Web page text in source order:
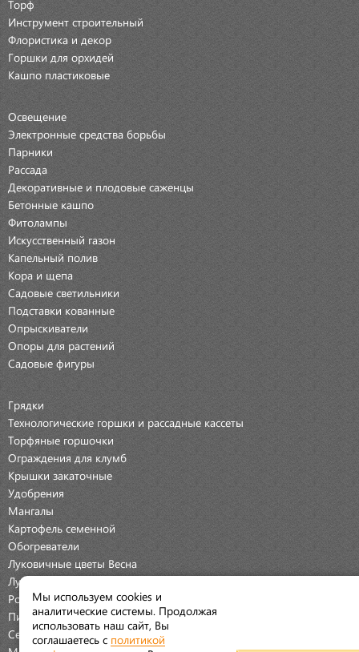
Торф
Инструмент строительный
Флористика и декор
Горшки для орхидей
Кашпо пластиковые
Освещение
Электронные средства борьбы
Парники
Рассада
Декоративные и плодовые саженцы
Бетонные кашпо
Фитолампы
Искусственный газон
Капельный полив
Кора и щепа
Садовые светильники
Подставки кованные
Опрыскиватели
Опоры для растений
Садовые фигуры
Грядки
Технологические горшки и рассадные кассеты
Торфяные горшочки
Ограждения для клумб
Крышки закаточные
Удобрения
Мангалы
Картофель семенной
Обогреватели
Луковичные цветы Весна
Луковичные цветы Осень
Розы
Пионы
Семена Овощей
Мы используем cookies и
аналитические системы. Продолжая
использовать наш сайт, Вы
соглашаетесь с политикой